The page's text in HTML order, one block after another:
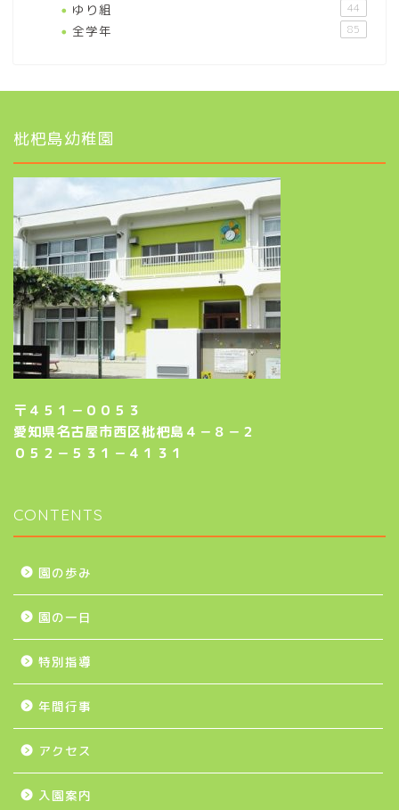
ゆり組 44
全学年 85
枇杷島幼稚園
〒４５１－００５３
愛知県名古屋市西区枇杷島４－８－２
０５２－５３１－４１３１
CONTENTS
園の歩み
園の一日
特別指導
年間行事
アクセス
入園案内